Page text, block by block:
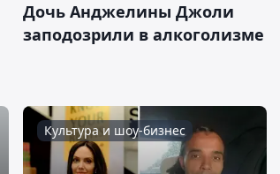
Дочь Анджелины Джоли
заподозрили в алкоголизме
Культура и шоу-бизнес